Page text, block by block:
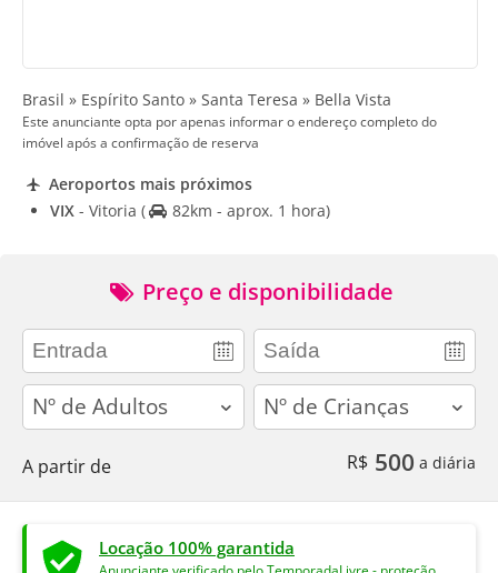
Brasil » Espírito Santo » Santa Teresa » Bella Vista
Este anunciante opta por apenas informar o endereço completo do
imóvel após a confirmação de reserva
Aeroportos mais próximos
VIX - Vitoria ( 82km - aprox. 1 hora)
Preço e disponibilidade
adults children
A partir de R$ 500 a diária
Locação 100% garantida